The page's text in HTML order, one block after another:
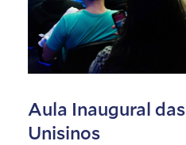
Aula Inaugural
Unisinos